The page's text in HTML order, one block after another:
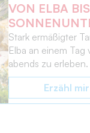
VON ELBA
Stark ermäßigter
Elba an einem
abends zu erleben.
Erzähl